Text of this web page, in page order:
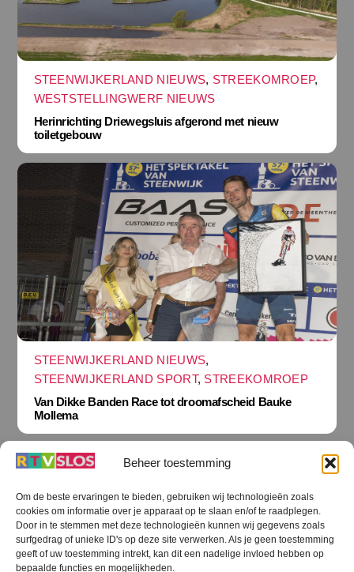
Beheer toestemming
Om de beste ervaringen te bieden, gebruiken wij technologieën zoals
cookies om informatie over je apparaat op te slaan en/of te raadplegen.
Door in te stemmen met deze technologieën kunnen wij gegevens zoals
surfgedrag of unieke ID's op deze site verwerken. Als je geen toestemming
geeft of uw toestemming intrekt, kan dit een nadelige invloed hebben op
bepaalde functies en mogelijkheden.
STEENWIJKERLAND NIEUWS, STREEKOMROEP,
WESTSTELLINGWERF NIEUWS
Herinrichting Driewegsluis afgerond met nieuw
toiletgebouw
STEENWIJKERLAND NIEUWS,
STEENWIJKERLAND SPORT, STREEKOMROEP
Van Dikke Banden Race tot droomafscheid Bauke
Mollema
Terug
naar
boven
RTV SLOS